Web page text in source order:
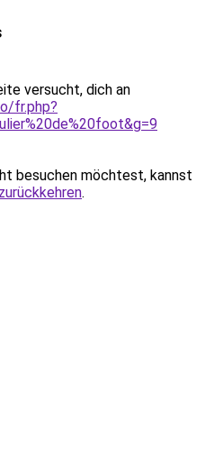
versucht, dich an
fr.php?
besuchen möchtest, kannst
.